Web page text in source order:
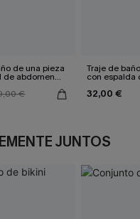
de una pieza
de abdomen
€
Traje de
con espalda
aleteo floral
32,00 €
JUNTOS